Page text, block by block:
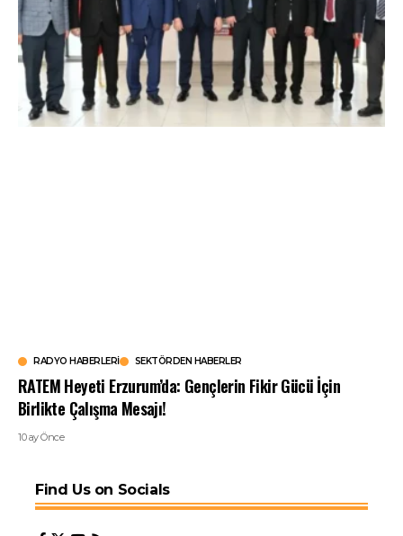
RADYO HABERLERI SEKTÖRDEN HABERLER
RATEM Heyeti Erzurum’da: Gençlerin Fikir Gücü İçin
Birlikte Çalışma Mesajı!
10 ay Önce
Find Us on Socials